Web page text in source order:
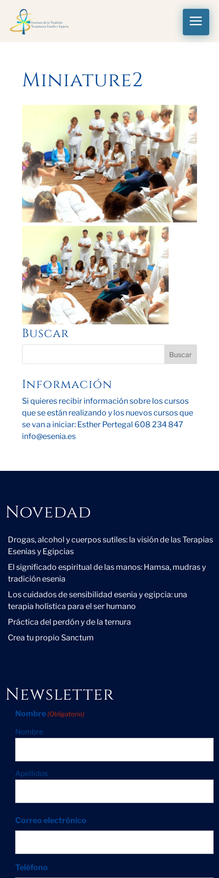
a
Miniature2
Buscar
Información
Si quieres recibir información sobre los cursos
que se están realizando y los nuevos cursos que
se van a iniciar: Esther Pertegal 608 234 847
info@esenia.es
Novedad
Novedad
Drogas, alcohol y cuerpos sutiles: la visión de las Terapias
Esenias y Egipcias
El significado espiritual de las manos: Hamsa, mudras y
tradición esenia
Los cuidados de sensibilidad esenia y egipcia: una
terapia holística para el ser humano
Práctica del perdón y de la ternura
Crea tu propio Sanctum
Newsletter
Nombre (Obligatorio)
Nombre
Apellidos
Correo electrónico
Teléfono